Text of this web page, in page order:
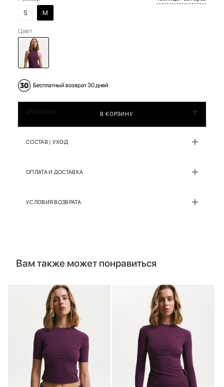
S
M
Цвет
Бесплатный возврат 30 дней
В КОРЗИНУ
ОПИСАНИЕ
СОСТАВ | УХОД
ОПЛАТА И ДОСТАВКА
УСЛОВИЯ ВОЗВРАТА
Вам также может понравиться